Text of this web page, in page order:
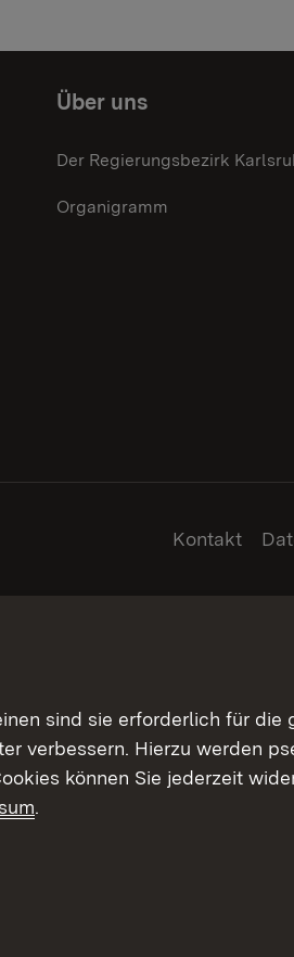
Über uns
Der Regierungsbezirk
Organigramm
Kontakt
sind sie erforderlich für
verbessern. Hierzu werden
können Sie jederzeit
.